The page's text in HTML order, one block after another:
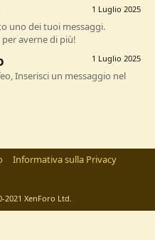
1 Luglio 2025
uno dei tuoi messaggi.
averne di più!
1 Luglio 2025
Inserisci un messaggio nel
Informativa sulla Privacy
2021 XenForo Ltd.